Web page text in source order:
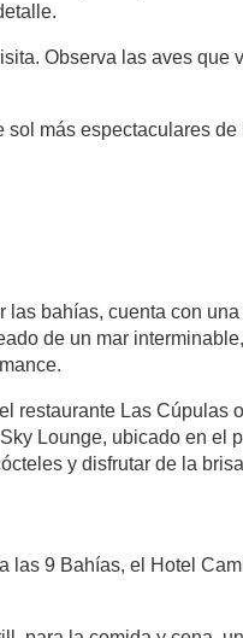
Observa las aves
más espectaculares
bahías, cuenta con
de un mar
restaurante Las
Lounge, ubicado en el
y disfrutar de la
9 Bahías, el Hotel